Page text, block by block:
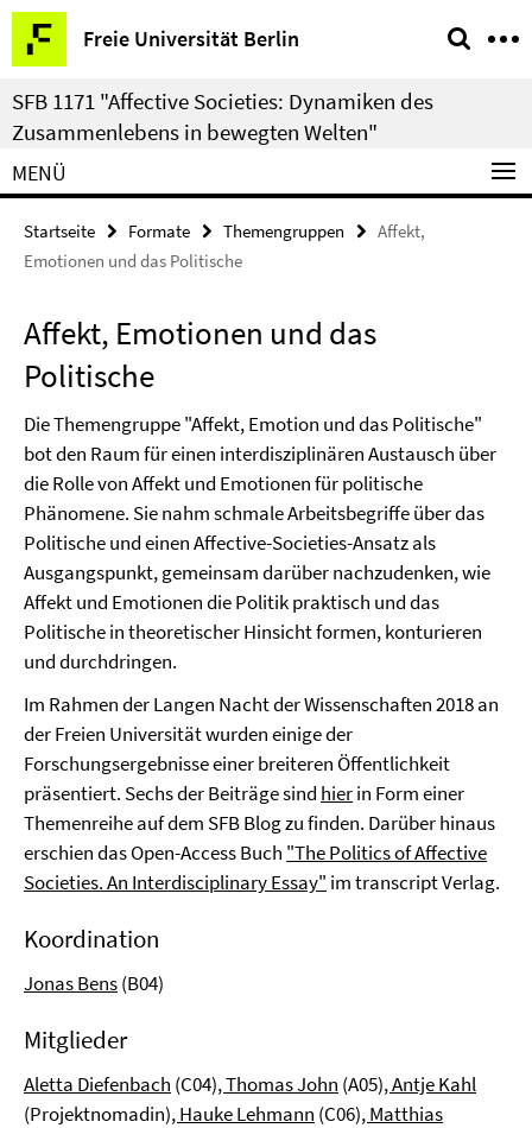
Springe
direkt
zu
Inhalt
Freie Universität Berlin
Service-
Navigation
SFB 1171 "Affective Societies: Dynamiken des
Zusammenlebens in bewegten Welten"
MENÜ
Startseite Formate Themengruppen
Affekt,
Emotionen und das Politische
Affekt, Emotionen und das
Politische
Die Themengruppe "Affekt, Emotion und das Politische"
bot den Raum für einen interdisziplinären Austausch über
die Rolle von Affekt und Emotionen für politische
Phänomene. Sie nahm schmale Arbeitsbegriffe über das
Politische und einen Affective-Societies-Ansatz als
Ausgangspunkt, gemeinsam darüber nachzudenken, wie
Affekt und Emotionen die Politik praktisch und das
Politische in theoretischer Hinsicht formen, konturieren
und durchdringen.
Im Rahmen der Langen Nacht der Wissenschaften 2018 an
der Freien Universität wurden einige der
Forschungsergebnisse einer breiteren Öffentlichkeit
präsentiert. Sechs der Beiträge sind hierin Form einer
Themenreihe auf dem SFB Blog zu finden. Darüber hinaus
erschien das Open-Access Buch "The Politics of Affective
Societies. An Interdisciplinary Essay" im transcript Verlag.
Koordination
Jonas Bens(B04)
Mitglieder
Aletta Diefenbach (C04), Thomas John (A05), Antje Kahl
(Projektnomadin), Hauke Lehmann (C06), Matthias